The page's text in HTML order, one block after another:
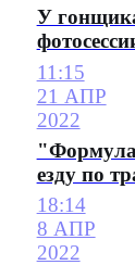
У
11:15
21 АПР
2022
езду по
18:14
8 АПР
2022